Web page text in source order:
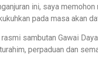
ini, saya memohon
pada masa akan
sambutan Gawai
perpaduan dan